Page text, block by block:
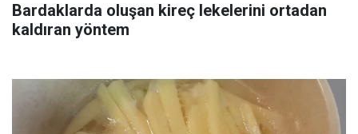
Bardaklarda oluşan kireç lekelerini ortadan
kaldıran yöntem